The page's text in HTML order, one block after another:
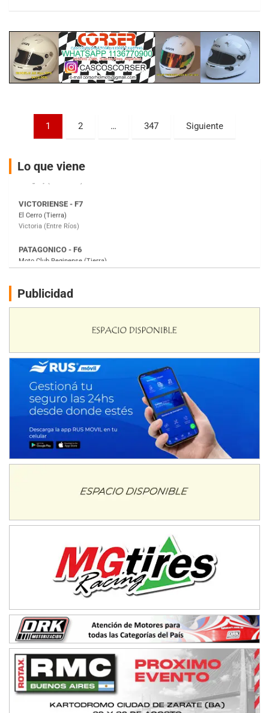
Paginación
entradas
1 2 … 347 Siguiente
Lo que viene
IAME SERIES ARGENTINA 6
Baradero (Buenos Aires)
KDO - F6
Ciudad de Trenque Lauquen (Asfalto)
Trenque Lauquen (Buenos Aires)
Parque de la Velocidad (Asfalto)
Villaguay (Entre Ríos)
Victoria (Entre Ríos)
Moto Club Reginense (Tierra)
Gral. E. Godoy (Río Negro)
Juventud Unida (Tierra)
Humboldt (Santa Fe)
Ciudad de Avellaneda (Asfalto)
Avellaneda (Santa Fe)
SUR SANTAFESINO - F4
Rufino (Santa Fe)
TUCUMANO - F5
Juan Navarro (Asfalto)
El Timbó (Tucumán)
COBERTURA ESPECIAL DE E-KART.COM.AR
08/09-AGO
Ramiro Tot (Asfalto)
Trenque Lauquen (Buenos Aires)
ENTRERRIANO - F6 (POSTERGADA)
Parque de la Velocidad (Asfalto)
Villaguay (Entre Ríos)
VICTORIENSE - F7
Victoria (Entre Ríos)
PATAGONICO - F6
Moto Club Reginense (Tierra)
Gral. E. Godoy (Río Negro)
CSK - F7
Juventud Unida (Tierra)
Humboldt (Santa Fe)
Publicidad